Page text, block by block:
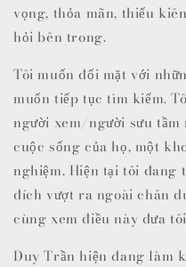
vọng, thỏa mãn, thiếu
hỏi bên trong.
Tôi muốn đối mặt với
muốn tiếp tục tìm kiếm.
người xem/người sưu
cuộc sống của họ, một
nghiệm. Hiện tại tôi đang
đích vượt ra ngoài chân
cùng xem điều này đưa
Duy Trần hiện đang làm